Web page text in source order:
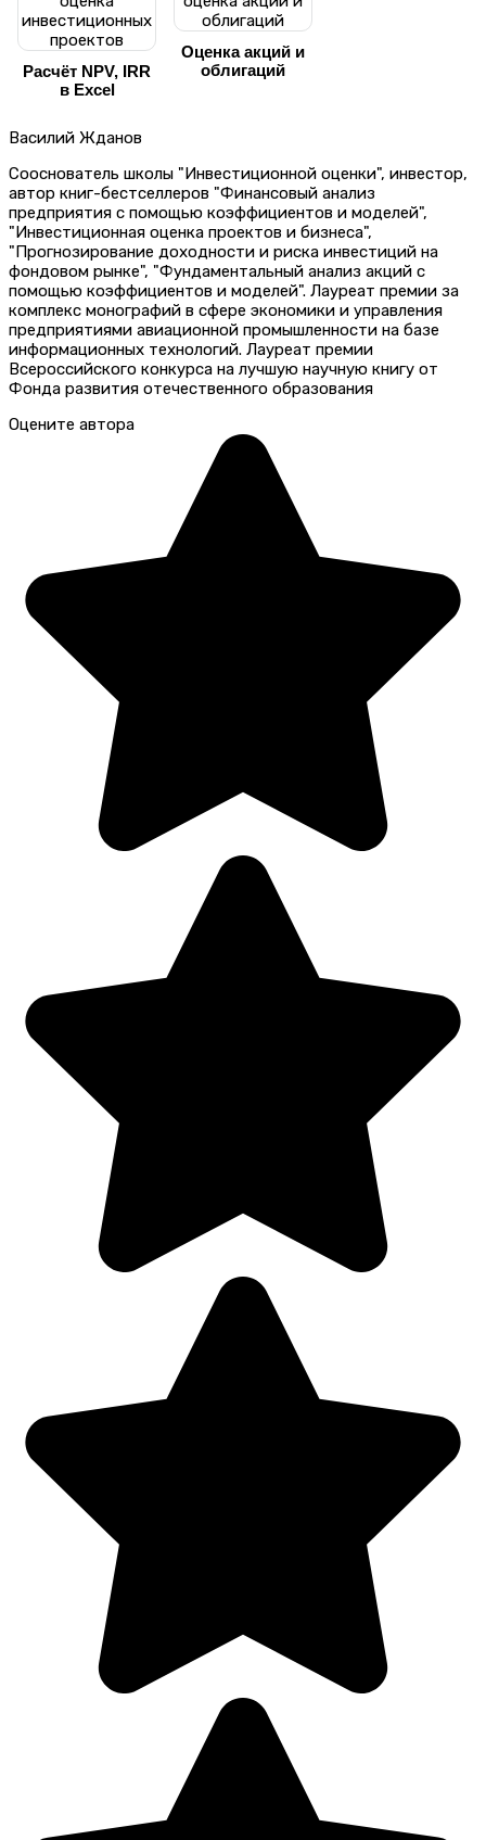
Расчёт NPV, IRR
в Excel
Оценка акций и
облигаций
Василий Жданов
Сооснователь школы "Инвестиционной оценки", инвестор,
автор книг-бестселлеров "Финансовый анализ
предприятия с помощью коэффициентов и моделей",
"Инвестиционная оценка проектов и бизнеса",
"Прогнозирование доходности и риска инвестиций на
фондовом рынке", "Фундаментальный анализ акций с
помощью коэффициентов и моделей". Лауреат премии за
комплекс монографий в сфере экономики и управления
предприятиями авиационной промышленности на базе
информационных технологий. Лауреат премии
Всероссийского конкурса на лучшую научную книгу от
Фонда развития отечественного образования
Оцените автора